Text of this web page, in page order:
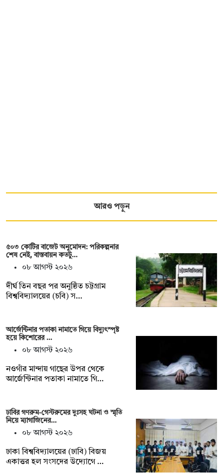
আরও পড়ুন
৫০৩ কোটির বাজেট অনুমোদন: পরিকল্পনার
শেষ নেই, বাস্তবায়ন কতটু…
০৮ আগস্ট ২০২৬
দীর্ঘ তিন বছর পর অনুষ্ঠিত চট্টগ্রাম
বিশ্ববিদ্যালয়ের (চবি) স…
আর্জেন্টিনার পতাকা নামাতে গিয়ে বিদ্যুৎস্পৃষ্ট
হয়ে কিশোরের …
০৮ আগস্ট ২০২৬
নওগাঁর মান্দায় গাছের উপর থেকে
আর্জেন্টিনার পতাকা নামাতে গি…
ঢাবির গণরুম-গেস্টরুমের দুঃসহ ঘটনা ও স্মৃতি
নিয়ে ম্যাগাজিনের…
০৮ আগস্ট ২০২৬
ঢাকা বিশ্ববিদ্যালয়ের (ঢাবি) বিজয়
একাত্তর হল সংসদের উদ্যোগে …